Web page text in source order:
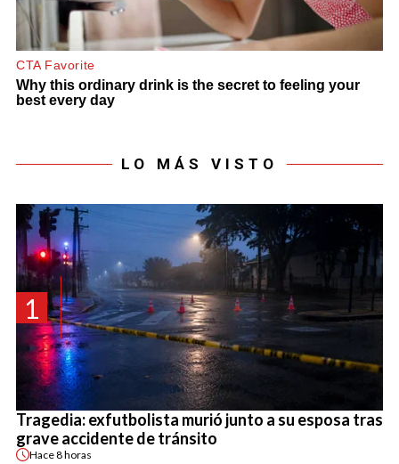
LO MÁS VISTO
1
Tragedia: exfutbolista murió junto a su esposa tras
grave accidente de tránsito
Hace8 horas